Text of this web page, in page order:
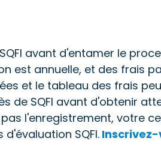
avant d'entamer le
est annuelle, et des frais
et le tableau des frais
de SQFI avant d'obtenir
l'enregistrement, votre
SQFI. Inscrivez-